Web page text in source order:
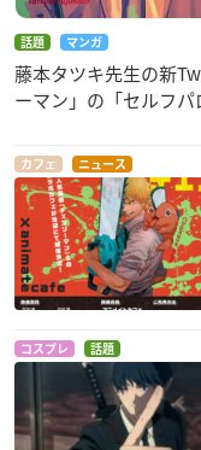
話題 マンガ
藤本タツキ先生の新
ーマン」の「セルフ
カフェ ニュース
コスプレ 話題